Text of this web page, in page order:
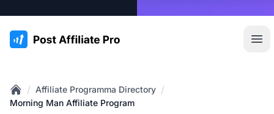
:site.title
Home
/ Affiliate Programma Directory /
Morning Man Affiliate Program